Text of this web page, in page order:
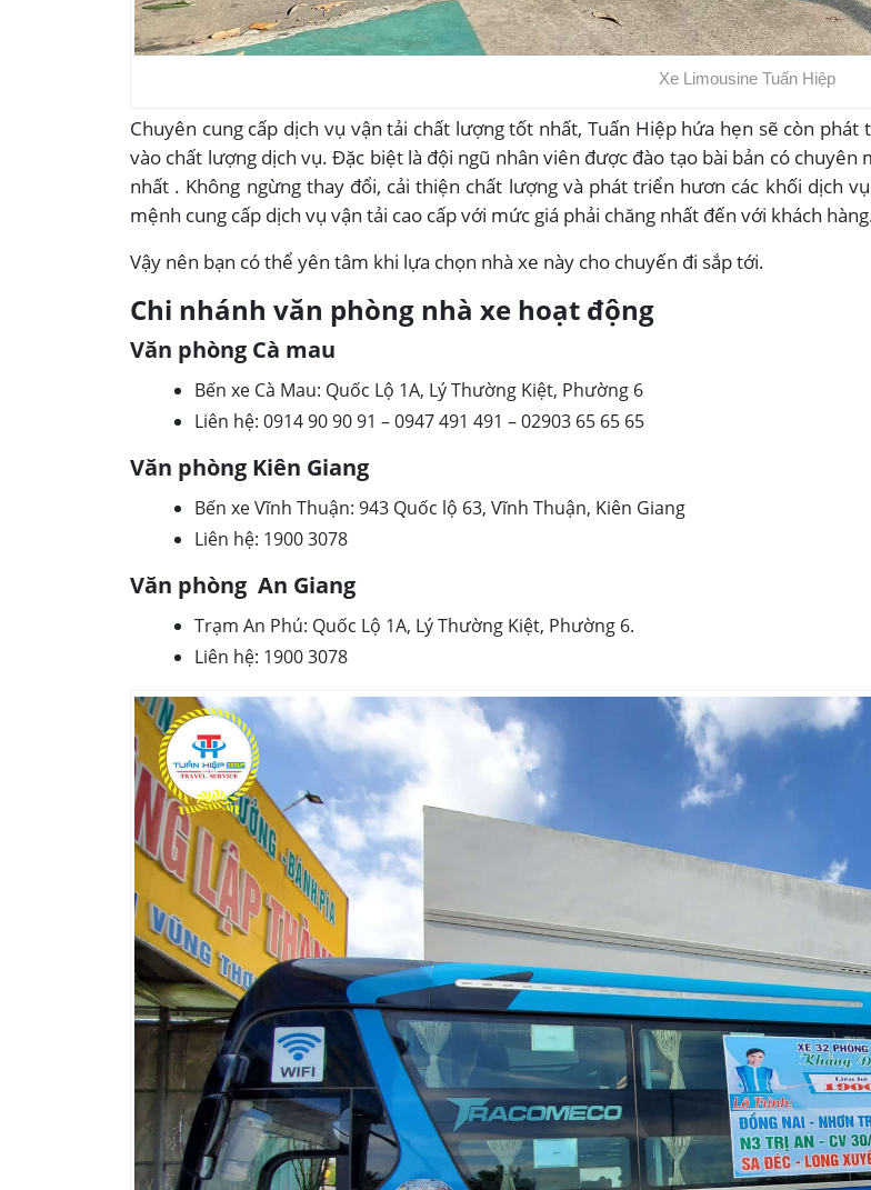
Xe Limousine Tuấn Hiệp
Chuyên cung cấp dịch vụ vận tải chất lượng tốt nhất, Tuấn Hiệp hứa hẹn sẽ còn
vào chất lượng dịch vụ. Đặc biệt là đội ngũ nhân viên được đào tạo bài bản có
nhất . Không ngừng thay đổi, cải thiện chất lượng và phát triển hươn các khối dịch
mệnh cung cấp dịch vụ vận tải cao cấp với mức giá phải chăng nhất đến với khách
Vậy nên bạn có thể yên tâm khi lựa chọn nhà xe này cho chuyến đi sắp tới.
Chi nhánh văn phòng nhà xe hoạt động
Văn phòng Cà mau
Bến xe Cà Mau: Quốc Lộ 1A, Lý Thường Kiệt, Phường 6
Liên hệ: 0914 90 90 91 – 0947 491 491 – 02903 65 65 65
Văn phòng Kiên Giang
Bến xe Vĩnh Thuận: 943 Quốc lộ 63, Vĩnh Thuận, Kiên Giang
Liên hệ: 1900 3078
Văn phòng An Giang
Trạm An Phú: Quốc Lộ 1A, Lý Thường Kiệt, Phường 6.
Liên hệ: 1900 3078